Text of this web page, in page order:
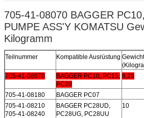
705-41-08070 BAGGER
PUMPE ASS'Y KOMATSU
Kilogramm
Teilnummer Kompatible Ausrüstung Gewicht
705-41-08070
BAGGER PC10, PC15,
PC20
8,26
705-41-08180 BAGGER PC07
705-41-08210
705-41-08240
BAGGER PC28UD,
PC28UG, PC28UU
10